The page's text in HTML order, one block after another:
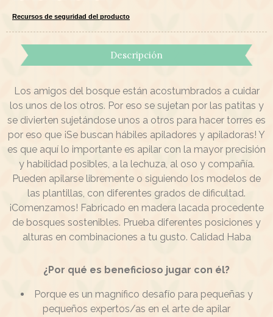
Recursos de seguridad del producto
Descripción
Los amigos del bosque están acostumbrados a cuidar
los unos de los otros. Por eso se sujetan por las patitas y
se divierten sujetándose unos a otros para hacer torres es
por eso que ¡Se buscan hábiles apiladores y apiladoras! Y
es que aquí lo importante es apilar con la mayor precisión
y habilidad posibles, a la lechuza, al oso y compañía.
Pueden apilarse libremente o siguiendo los modelos de
las plantillas, con diferentes grados de dificultad.
¡Comenzamos! Fabricado en madera lacada procedente
de bosques sostenibles. Prueba diferentes posiciones y
alturas en combinaciones a tu gusto. Calidad Haba
¿Por qué es beneficioso jugar con él?
Porque es un magnífico desafío para pequeñas y
pequeños expertos/as en el arte de apilar